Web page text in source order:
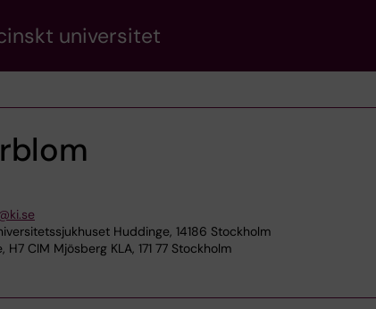
universitet
Huddinge, 14186 Stockholm
CIM Mjösberg KLA, 171 77 Stockholm